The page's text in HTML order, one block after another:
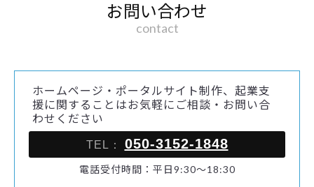
お問い合わせ
contact
ホームページ・ポータルサイト制作、起業支
援に関することはお気軽にご相談・お問い合
わせください
TEL： 050-3152-1848
電話受付時間：平日9:30～18:30